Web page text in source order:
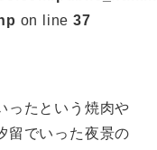
on line37
ったという焼肉や
留でいった夜景の